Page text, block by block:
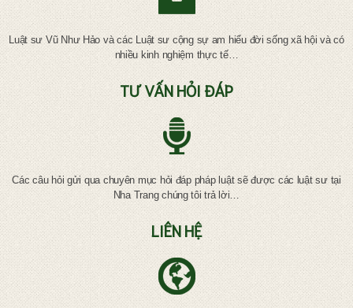
Luật sư Vũ Như Hảo và các Luật sư cộng sự am hiểu đời sống xã hội và có
nhiều kinh nghiệm thực tế…
TƯ VẤN HỎI ĐÁP
Các câu hỏi gửi qua chuyên mục hỏi đáp pháp luật sẽ được các luật sư tại
Nha Trang chúng tôi trả lời…
LIÊN HỆ